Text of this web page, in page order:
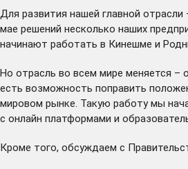
Для развития нашей главной
мае решений несколько наших
начинают работать в Кинешме и
Но отрасль во всем мире меняется –
есть возможность поправить
мировом рынке. Такую работу мы
с онлайн платформами и
Кроме того, обсуждаем с